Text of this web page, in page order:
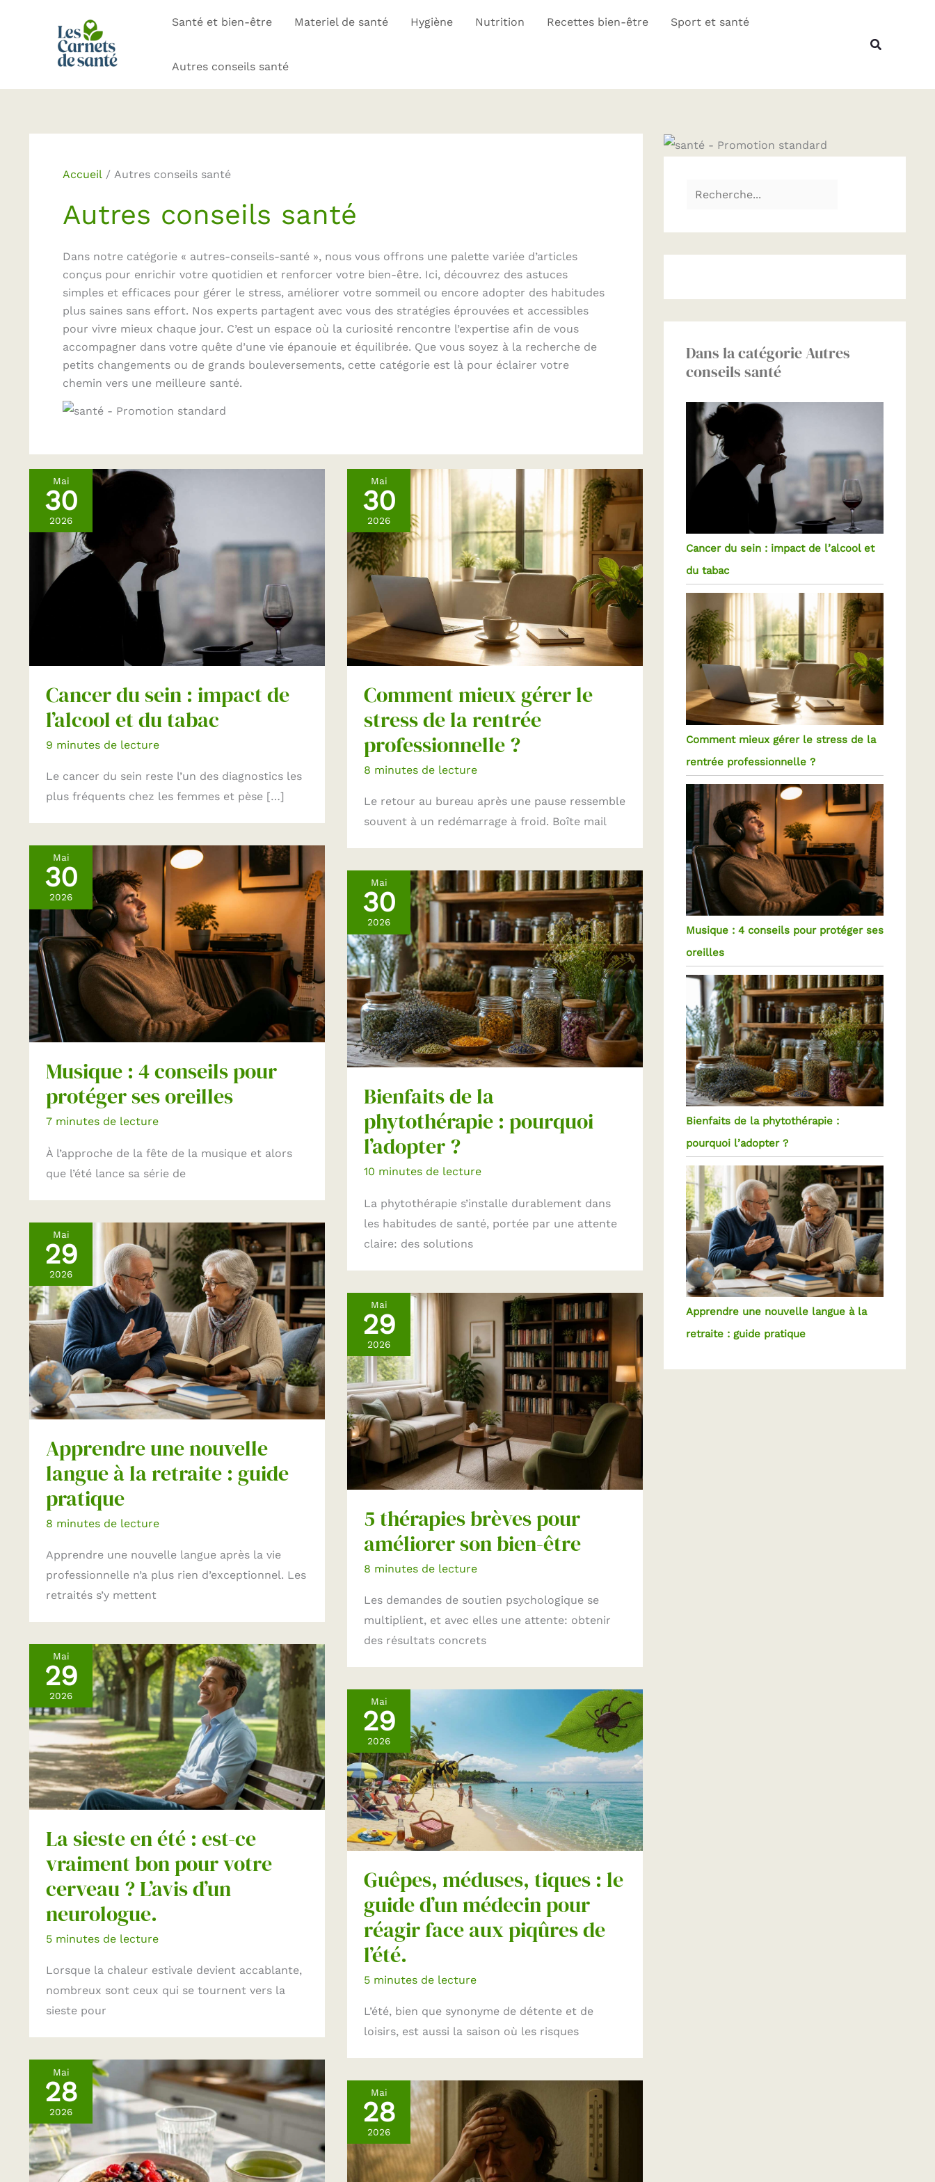
Santé et bien-être Materiel de santé Hygiène Nutrition Recettes bien-être Sport et santé
Autres conseils santé
Accueil Autres conseils santé
Autres conseils santé
Dans notre catégorie « autres-conseils-santé », nous vous offrons une palette variée d’articles
conçus pour enrichir votre quotidien et renforcer votre bien-être. Ici, découvrez des astuces
simples et efficaces pour gérer le stress, améliorer votre sommeil ou encore adopter des habitudes
plus saines sans effort. Nos experts partagent avec vous des stratégies éprouvées et accessibles
pour vivre mieux chaque jour. C’est un espace où la curiosité rencontre l’expertise afin de vous
accompagner dans votre quête d’une vie épanouie et équilibrée. Que vous soyez à la recherche de
petits changements ou de grands bouleversements, cette catégorie est là pour éclairer votre
chemin vers une meilleure santé.
Mai
30
2026
Cancer du sein : impact de
l’alcool et du tabac
9 minutes de lecture
Le cancer du sein reste l’un des diagnostics les
plus fréquents chez les femmes et pèse […]
Mai
30
2026
Comment mieux gérer le
stress de la rentrée
professionnelle ?
8 minutes de lecture
Le retour au bureau après une pause ressemble
souvent à un redémarrage à froid. Boîte mail
Mai
30
2026
Musique : 4 conseils pour
protéger ses oreilles
7 minutes de lecture
À l’approche de la fête de la musique et alors
que l’été lance sa série de
Mai
30
2026
Bienfaits de la
phytothérapie : pourquoi
l’adopter ?
10 minutes de lecture
La phytothérapie s’installe durablement dans
les habitudes de santé, portée par une attente
claire: des solutions
Mai
29
2026
Apprendre une nouvelle
langue à la retraite : guide
pratique
8 minutes de lecture
Apprendre une nouvelle langue après la vie
professionnelle n’a plus rien d’exceptionnel. Les
retraités s’y mettent
Mai
29
2026
5 thérapies brèves pour
améliorer son bien-être
8 minutes de lecture
Les demandes de soutien psychologique se
multiplient, et avec elles une attente: obtenir
des résultats concrets
Mai
29
2026
La sieste en été : est-ce
vraiment bon pour votre
cerveau ? L’avis d’un
neurologue.
5 minutes de lecture
Lorsque la chaleur estivale devient accablante,
nombreux sont ceux qui se tournent vers la
sieste pour
Mai
29
2026
Guêpes, méduses, tiques : le
guide d’un médecin pour
réagir face aux piqûres de
l’été.
5 minutes de lecture
L’été, bien que synonyme de détente et de
loisirs, est aussi la saison où les risques
Mai
28
2026
Mai
28
2026
c
Dans la catégorie Autres
conseils santé
Cancer du sein : impact de l’alcool et
du tabac
Comment mieux gérer le stress de la
rentrée professionnelle ?
Musique : 4 conseils pour protéger ses
oreilles
Bienfaits de la phytothérapie :
pourquoi l’adopter ?
Apprendre une nouvelle langue à la
retraite : guide pratique